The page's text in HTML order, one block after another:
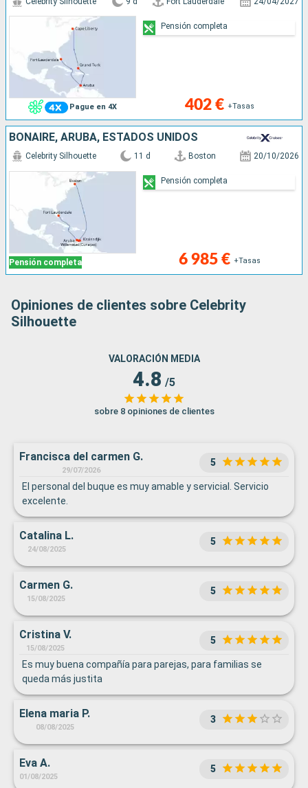
Pague en 4X 402 € +Tasas
Pensión completa
BONAIRE, ARUBA, ESTADOS UNIDOS
Pensión completa
Celebrity Silhouette 11 d Boston 20/10/2026
6 985 € +Tasas
Pensión completa
Opiniones de clientes sobre Celebrity
Silhouette
VALORACIÓN MEDIA
4.8 /5
sobre 8 opiniones de clientes
Francisca del carmen G.
29/07/2026
5
El personal del buque es muy amable y servicial. Servicio
excelente.
Catalina L.
24/08/2025
5
Carmen G.
15/08/2025
5
Cristina V.
15/08/2025
5
Es muy buena compañía para parejas, para familias se
queda más justita
Elena maria P.
08/08/2025
3
Eva A.
01/08/2025
5